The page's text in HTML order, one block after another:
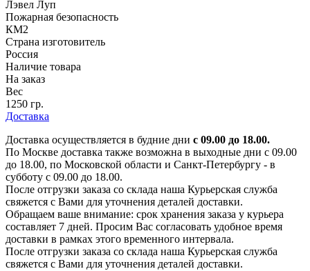
Лэвел Луп
Пожарная безопасность
КМ2
Страна изготовитель
Россия
Наличие товара
На заказ
Вес
1250 гр.
Доставка
Доставка осуществляется в будние дни с 09.00 до 18.00.
По Москве доставка также возможна в выходные дни с 09.00
до 18.00, по Московской области и Санкт-Петербургу - в
субботу с 09.00 до 18.00.
После отгрузки заказа со склада наша Курьерская служба
свяжется с Вами для уточнения деталей доставки.
Обращаем ваше внимание: срок хранения заказа у курьера
составляет 7 дней. Просим Вас согласовать удобное время
доставки в рамках этого временного интервала.
После отгрузки заказа со склада наша Курьерская служба
свяжется с Вами для уточнения деталей доставки.